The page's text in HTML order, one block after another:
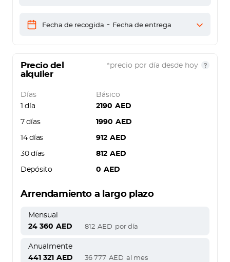
Fecha de recogida - Fecha de entrega
Precio del
alquiler
*precio por día desde hoy
Días
Básico
1 día
2190 AED
7 días 1990 AED
14 días 912 AED
30 días 812 AED
Depósito 0 AED
Arrendamiento a largo plazo
Mensual
24 360 AED 812 AED por día
Anualmente
441 321 AED 36 777 AED al mes